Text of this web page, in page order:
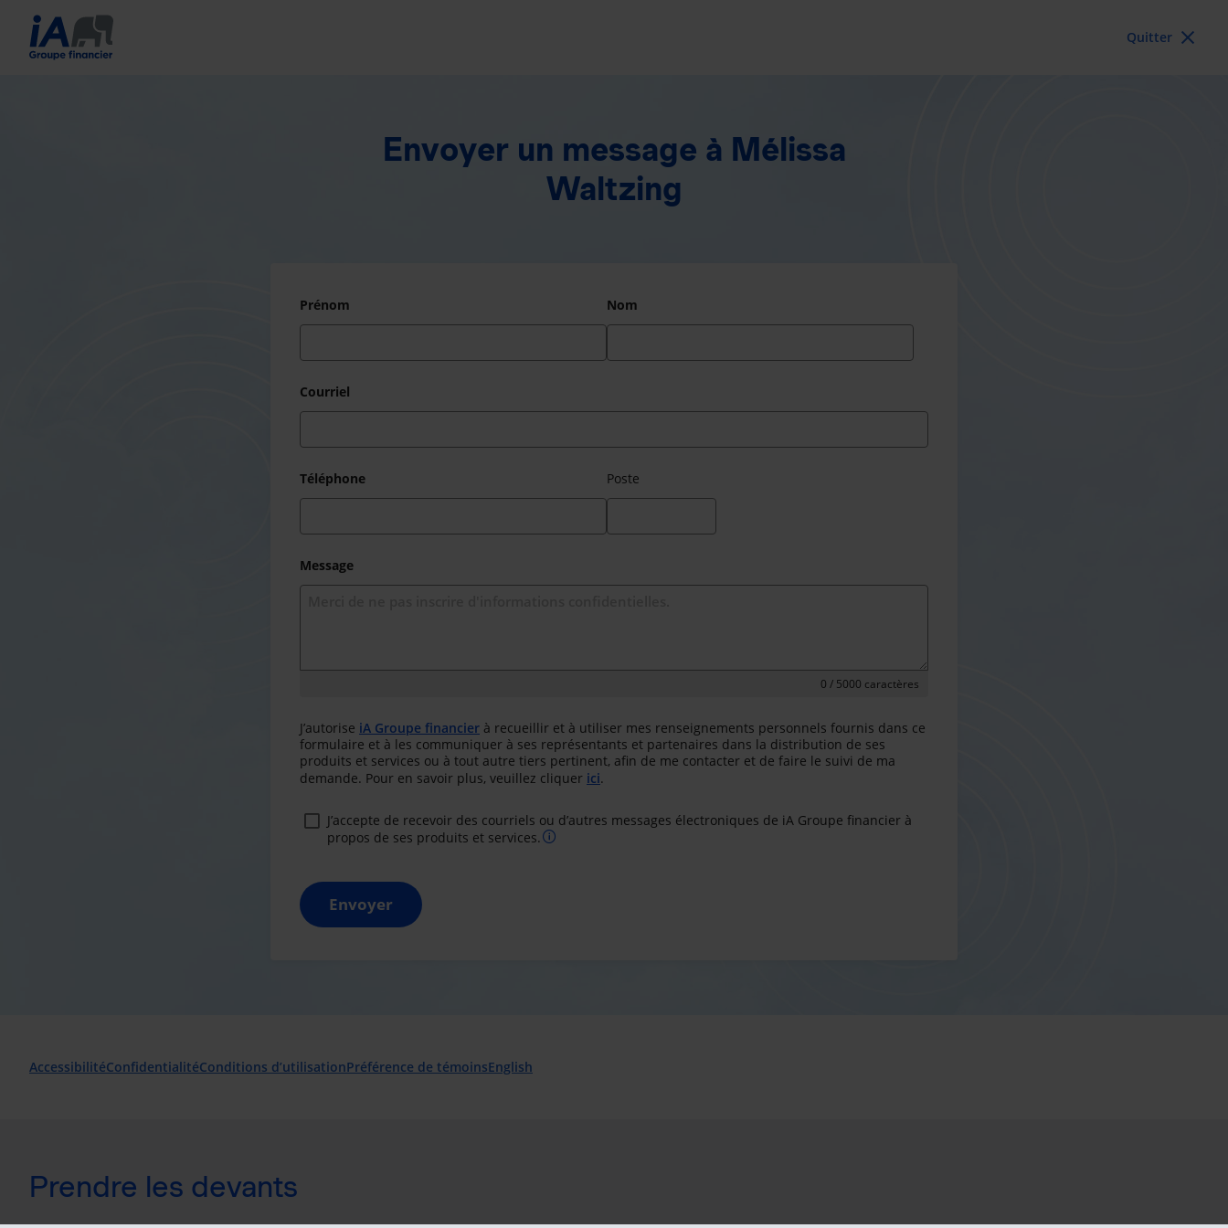
Quitter
Envoyer un message à Mélissa
Waltzing
Prénom Nom
Courriel
Téléphone Poste
Message
0 / 5000 caractères
J’autorise iA Groupe financier à recueillir et à utiliser mes renseignements personnels fournis dans ce
formulaire et à les communiquer à ses représentants et partenaires dans la distribution de ses
produits et services ou à tout autre tiers pertinent, afin de me contacter et de faire le suivi de ma
demande. Pour en savoir plus, veuillez cliquer ici.
J’accepte de recevoir des courriels ou d’autres messages électroniques de iA Groupe financier à
propos de ses produits et services.
Envoyer
AccessibilitéConfidentialitéConditions d’utilisationPréférence de témoinsEnglish
Prendre les devants